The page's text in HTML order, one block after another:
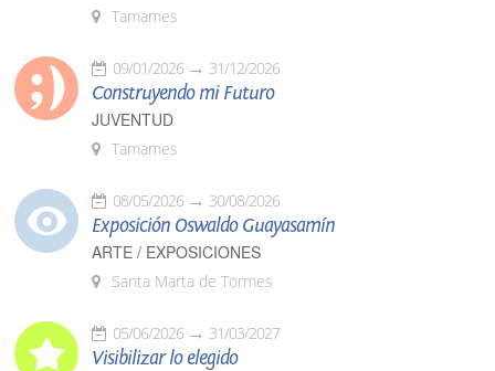
Tamames
09/01/2026 31/12/2026
Construyendo mi Futuro
JUVENTUD
Tamames
08/05/2026 30/08/2026
Exposición Oswaldo Guayasamín
ARTE / EXPOSICIONES
Santa Marta de Tormes
05/06/2026 31/03/2027
Visibilizar lo elegido